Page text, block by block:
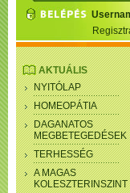
AKTUÁLIS
NYITÓLAP
HOMEOPÁTIA
DAGANATOS
MEGBETEGEDÉSEK
TERHESSÉG
A MAGAS
KOLESZTERINSZINT